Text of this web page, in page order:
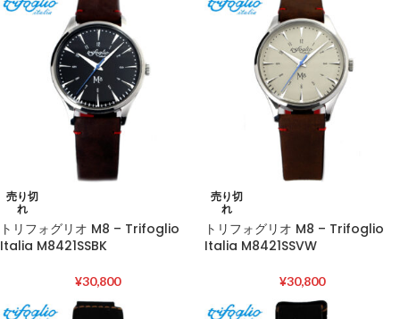
売り切
れ
トリフォグリオ M8 – Trifoglio
Italia M8421SSBK
¥30,800
売り切
れ
トリフォグリオ M8 – Trifoglio
Italia M8421SSVW
¥30,800